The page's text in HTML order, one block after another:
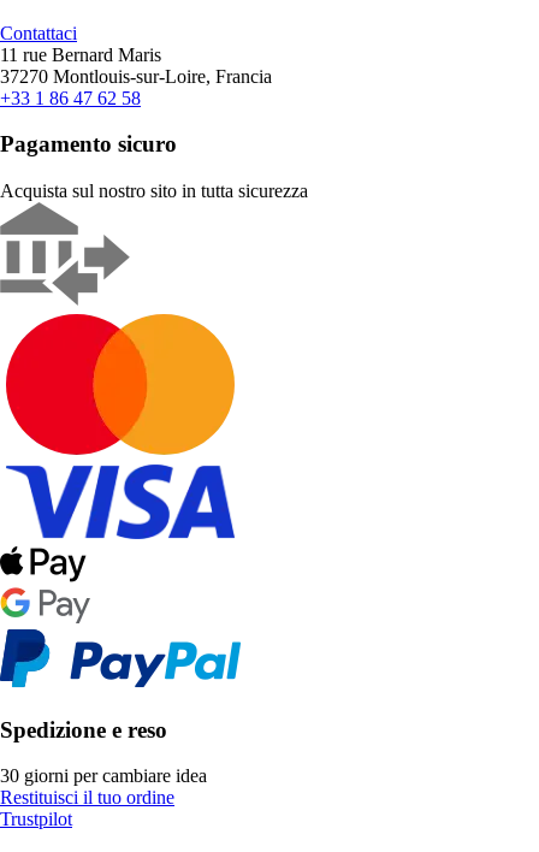
Contattaci
11 rue Bernard Maris
37270 Montlouis-sur-Loire, Francia
+33 1 86 47 62 58
Pagamento sicuro
Acquista sul nostro sito in tutta sicurezza
Spedizione e reso
30 giorni per cambiare idea
Restituisci il tuo ordine
Trustpilot